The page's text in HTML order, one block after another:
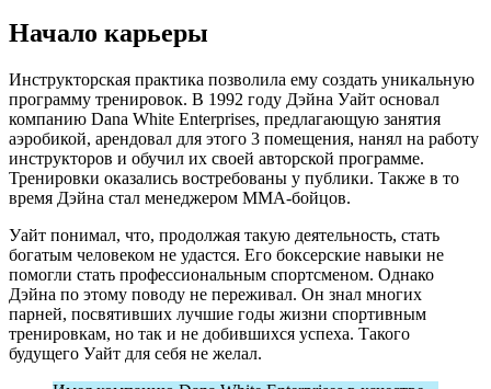
Начало карьеры
Инструкторская практика позволила ему создать уникальную
программу тренировок. В 1992 году Дэйна Уайт основал
компанию Dana White Enterprises, предлагающую занятия
аэробикой, арендовал для этого 3 помещения, нанял на работу
инструкторов и обучил их своей авторской программе.
Тренировки оказались востребованы у публики. Также в то
время Дэйна стал менеджером ММА-бойцов.
Уайт понимал, что, продолжая такую деятельность, стать
богатым человеком не удастся. Его боксерские навыки не
помогли стать профессиональным спортсменом. Однако
Дэйна по этому поводу не переживал. Он знал многих
парней, посвятивших лучшие годы жизни спортивным
тренировкам, но так и не добившихся успеха. Такого
будущего Уайт для себя не желал.